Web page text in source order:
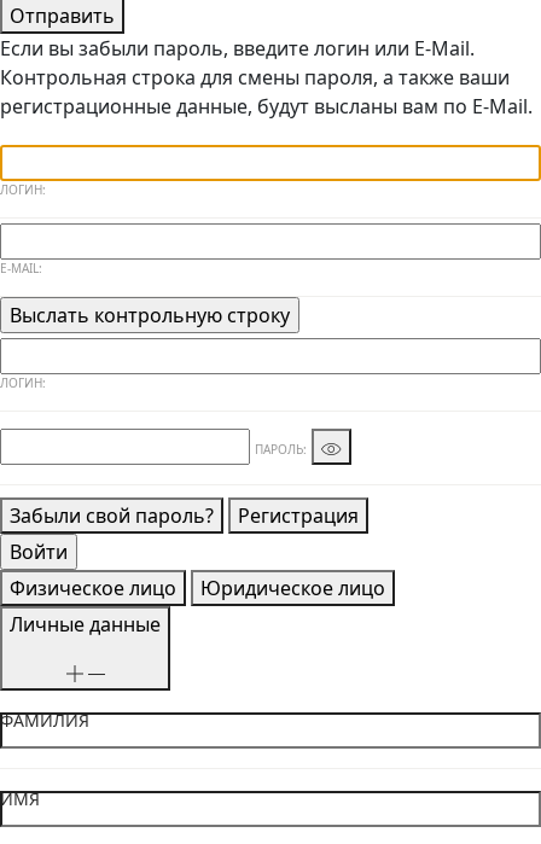
Отправить
Если вы забыли пароль, введите логин или E-Mail.
Контрольная строка для смены пароля, а также ваши
регистрационные данные, будут высланы вам по E-Mail.
ЛОГИН:
E-MAIL:
ЛОГИН:
ПАРОЛЬ:
Забыли свой пароль? Регистрация
Физическое лицо
Юридическое лицо
Личные данные
ФАМИЛИЯ
ИМЯ